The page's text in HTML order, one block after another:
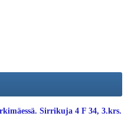
Sirrikuja 4 F 34, 3.krs.